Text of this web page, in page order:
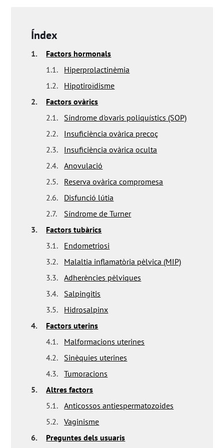
Índex
1.
Factors hormonals
1.1.
Hiperprolactinèmia
1.2.
Hipotiroïdisme
2.
Factors ovàrics
2.1.
Síndrome d'ovaris poliquístics (SOP)
2.2.
Insuficiència ovàrica precoç
2.3.
Insuficiència ovàrica oculta
2.4.
Anovulació
2.5.
Reserva ovàrica compromesa
2.6.
Disfunció lútia
2.7.
Síndrome de Turner
3.
Factors tubàrics
3.1.
Endometriosi
3.2.
Malaltia inflamatòria pèlvica (MIP)
3.3.
Adherències pèlviques
3.4.
Salpingitis
3.5.
Hidrosalpinx
4.
Factors uterins
4.1.
Malformacions uterines
4.2.
Sinèquies uterines
4.3.
Tumoracions
5.
Altres factors
5.1.
Anticossos antiespermatozoides
5.2.
Vaginisme
6.
Preguntes dels usuaris